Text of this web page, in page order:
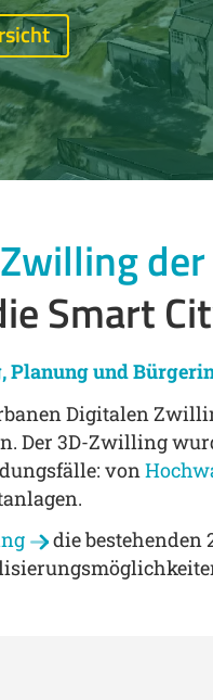
Smart
Planung und
Digitalen
Der 3D-Zwilling
von
die bestehenden